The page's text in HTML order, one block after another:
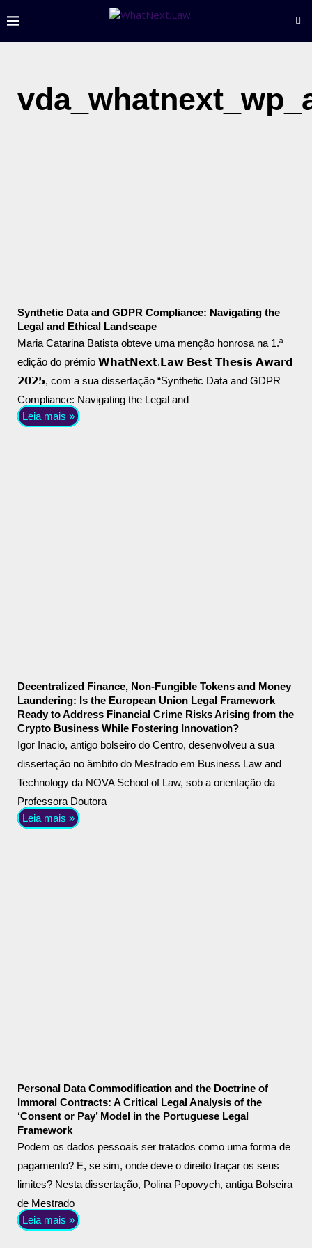
Synthetic Data and GDPR Compliance: Navigating the
Legal and Ethical Landscape
Maria Catarina Batista obteve uma menção honrosa na 1.ª
edição do prémio 𝗪𝗵𝗮𝘁𝗡𝗲𝘅𝘁.𝗟𝗮𝘄 𝗕𝗲𝘀𝘁 𝗧𝗵𝗲𝘀𝗶𝘀 𝗔𝘄𝗮𝗿𝗱
𝟮𝟬𝟮𝟱, com a sua dissertação “Synthetic Data and GDPR
Compliance: Navigating the Legal and
Leia mais »
Decentralized Finance, Non-Fungible Tokens and Money
Laundering: Is the European Union Legal Framework
Ready to Address Financial Crime Risks Arising from the
Crypto Business While Fostering Innovation?
Igor Inacio, antigo bolseiro do Centro, desenvolveu a sua
dissertação no âmbito do Mestrado em Business Law and
Technology da NOVA School of Law, sob a orientação da
Professora Doutora
Leia mais »
Personal Data Commodification and the Doctrine of
Immoral Contracts: A Critical Legal Analysis of the
‘Consent or Pay’ Model in the Portuguese Legal
Framework
Podem os dados pessoais ser tratados como uma forma de
pagamento? E, se sim, onde deve o direito traçar os seus
limites? Nesta dissertação, Polina Popovych, antiga Bolseira
de Mestrado
Leia mais »